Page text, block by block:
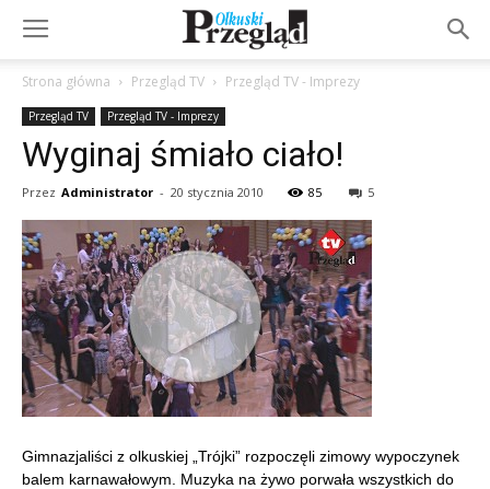
Strona główna Przegląd TV Przegląd TV - Imprezy
Przegląd TV Przegląd TV - Imprezy
Wyginaj śmiało ciało!
Przez Administrator - 20 stycznia 2010 85 5
Gimnazjaliści z olkuskiej „Trójki” rozpoczęli zimowy wypoczynek
balem karnawałowym. Muzyka na żywo porwała wszystkich do